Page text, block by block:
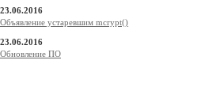
23.06.2016
Объявление устаревшим mcrypt()
23.06.2016
Обновление ПО